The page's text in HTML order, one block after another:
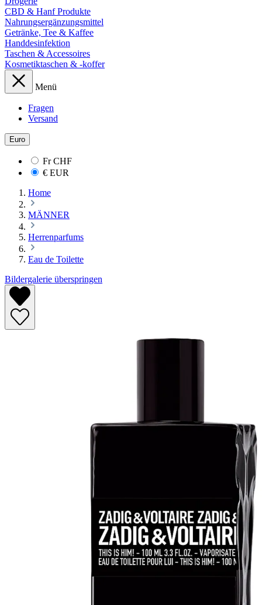
CBD & Hanf Produkte
Nahrungsergänzungsmittel
Getränke, Tee & Kaffee
Handdesinfektion
Taschen & Accessoires
Kosmetiktaschen & -koffer
Menü
Fragen
Versand
Euro
FrCHF
€ EUR
Home
MÄNNER
Herrenparfums
Eau de Toilette
Bildergalerie überspringen